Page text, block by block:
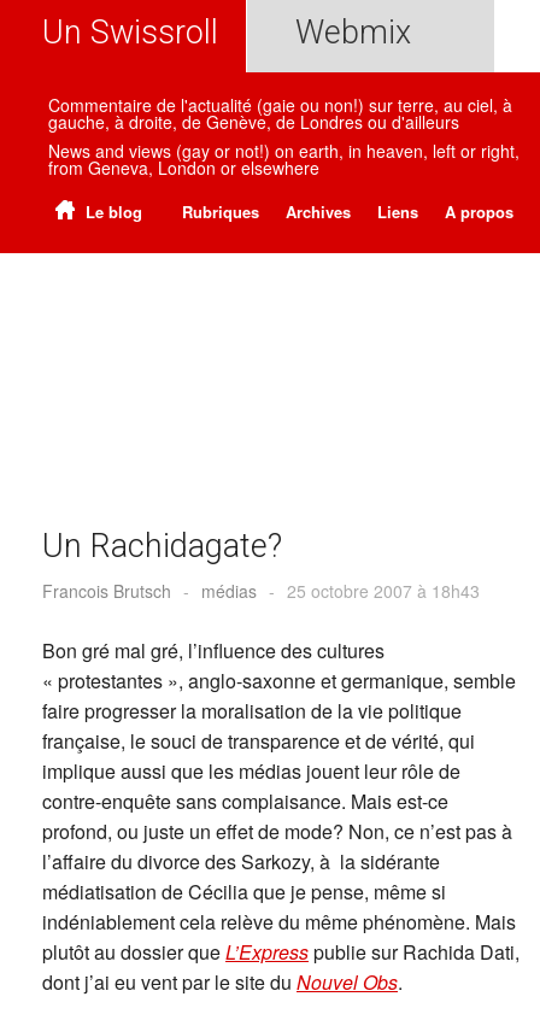
Un Swissroll Webmix
Commentaire de l'actualité (gaie ou non!) sur terre, au ciel, à
gauche, à droite, de Genève, de Londres ou d'ailleurs
News and views (gay or not!) on earth, in heaven, left or right,
from Geneva, London or elsewhere
Le blog Rubriques Archives Liens A propos
Un Rachidagate?
Francois Brutsch - médias - 25 octobre 2007 à 18h43
Bon gré mal gré, l’influence des cultures
« protestantes », anglo-saxonne et germanique, semble
faire progresser la moralisation de la vie politique
française, le souci de transparence et de vérité, qui
implique aussi que les médias jouent leur rôle de
contre-enquête sans complaisance. Mais est-ce
profond, ou juste un effet de mode? Non, ce n’est pas à
l’affaire du divorce des Sarkozy, à la sidérante
médiatisation de Cécilia que je pense, même si
indéniablement cela relève du même phénomène. Mais
plutôt au dossier queL’Expresspublie sur Rachida Dati,
dont j’ai eu vent par le site du Nouvel Obs.